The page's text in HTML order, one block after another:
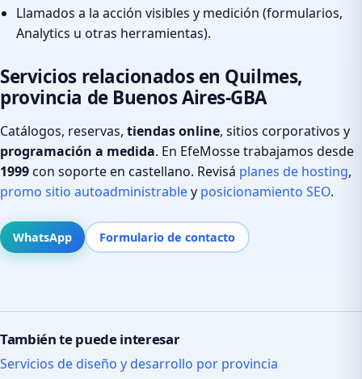
Llamados a la acción visibles y medición (formularios,
Analytics u otras herramientas).
Servicios relacionados en Quilmes,
provincia de Buenos Aires-GBA
Catálogos, reservas, tiendas online, sitios corporativos y
programación a medida. En EfeMosse trabajamos desde
1999con soporte en castellano. Revisá planes de hosting,
promo sitio autoadministrabley posicionamiento SEO.
WhatsApp Formulario de contacto
También te puede interesar
Servicios de diseño y desarrollo por provincia